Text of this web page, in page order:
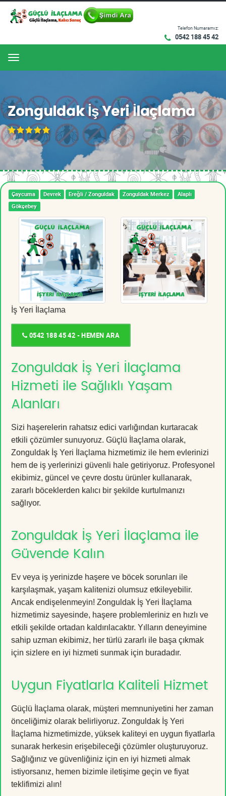
Telefon Numaramız:
0542 188 45 42
Menu
Zonguldak İş Yeri İlaçlama
Çaycuma Devrek Ereğli / Zonguldak Zonguldak Merkez
Alaplı
Gökçebey
İş Yeri İlaçlama
0542 188 45 42 - HEMEN ARA
Zonguldak İş Yeri İlaçlama
Hizmeti ile Sağlıklı Yaşam
Alanları
Sizi haşerelerin rahatsız edici varlığından kurtaracak
etkili çözümler sunuyoruz. Güçlü İlaçlama olarak,
Zonguldak İş Yeri İlaçlama hizmetimiz ile hem evlerinizi
hem de iş yerlerinizi güvenli hale getiriyoruz. Profesyonel
ekibimiz, güncel ve çevre dostu ürünler kullanarak,
zararlı böceklerden kalıcı bir şekilde kurtulmanızı
sağlıyor.
Zonguldak İş Yeri İlaçlama ile
Güvende Kalın
Ev veya iş yerinizde haşere ve böcek sorunları ile
karşılaşmak, yaşam kalitenizi olumsuz etkileyebilir.
Ancak endişelenmeyin! Zonguldak İş Yeri İlaçlama
hizmetimiz sayesinde, haşere problemleriniz en hızlı ve
etkili şekilde ortadan kaldırılacaktır. Yılların deneyimine
sahip uzman ekibimiz, her türlü zararlı ile başa çıkmak
için sizlere en iyi hizmeti sunmak için buradadır.
Uygun Fiyatlarla Kaliteli Hizmet
Güçlü İlaçlama olarak, müşteri memnuniyetini her zaman
önceliğimiz olarak belirliyoruz. Zonguldak İş Yeri
İlaçlama hizmetimizde, yüksek kaliteyi en uygun fiyatlarla
sunarak herkesin erişebileceği çözümler oluşturuyoruz.
Sağlığınız ve güvenliğiniz için en iyi hizmeti almak
istiyorsanız, hemen bizimle iletişime geçin ve fiyat
teklifimizi alın!